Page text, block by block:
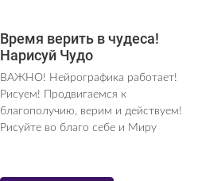
Время верить в чудеса!
Нарисуй Чудо
ВАЖНО! Нейрографика работает!
Рисуем! Продвигаемся к
благополучию, верим и действуем!
Рисуйте во благо себе и Миру